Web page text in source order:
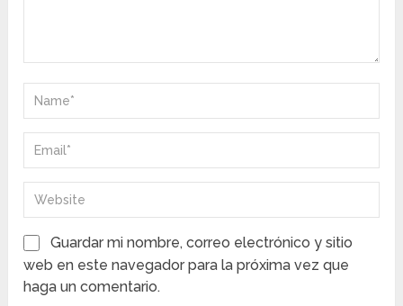
Guardar mi nombre, correo electrónico y sitio
web en este navegador para la próxima vez que
haga un comentario.